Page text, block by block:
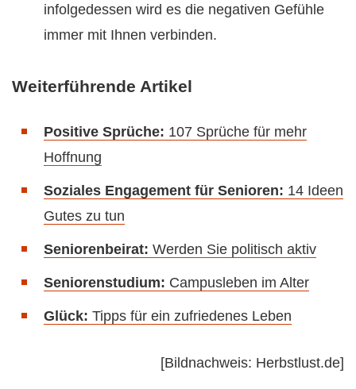
infolgedessen wird es die negativen Gefühle
immer mit Ihnen verbinden.
Weiterführende Artikel
Positive Sprüche: 107 Sprüche für mehr
Hoffnung
Soziales Engagement für Senioren: 14 Ideen
Gutes zu tun
Seniorenbeirat: Werden Sie politisch aktiv
Seniorenstudium: Campusleben im Alter
Glück: Tipps für ein zufriedenes Leben
[Bildnachweis: Herbstlust.de]